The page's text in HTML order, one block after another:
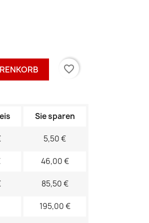
favorite_border
Sie sparen
5,50 €
46,00 €
85,50 €
195,00 €